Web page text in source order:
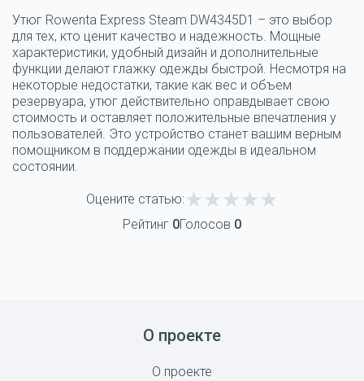
Утюг Rowenta Express Steam DW4345D1 – это выбор
для тех, кто ценит качество и надежность. Мощные
характеристики, удобный дизайн и дополнительные
функции делают глажку одежды быстрой. Несмотря на
некоторые недостатки, такие как вес и объем
резервуара, утюг действительно оправдывает свою
стоимость и оставляет положительные впечатления у
пользователей. Это устройство станет вашим верным
помощником в поддержании одежды в идеальном
состоянии.
Оцените статью:
Рейтинг 0Голосов 0
О проекте
О проекте